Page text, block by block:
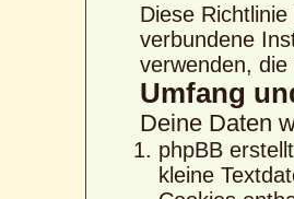
Diese
verbundene
verwenden,
Umfang
Deine Daten
phpBB
kleine